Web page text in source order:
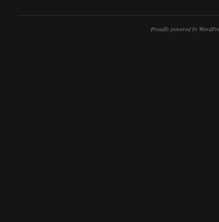
Proudly powered by